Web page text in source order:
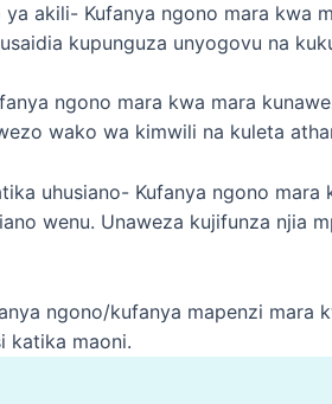
akili- Kufanya ngono mara kwa
kupunguza unyogovu na
ngono mara kwa mara
wako wa kimwili na kuleta
uhusiano- Kufanya ngono mara
wenu. Unaweza kujifunza njia
ngono/kufanya mapenzi mara
katika maoni.